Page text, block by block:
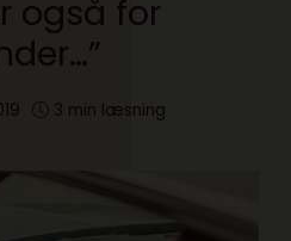
også for
3 min læsning